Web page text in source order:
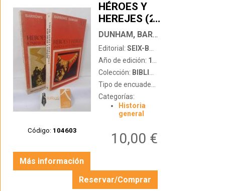
Código: 104603
HÉROES Y
HEREJES (2
TOMOS:
ANTIGÜEDAD
Y EDAD
MEDIA + A
PARTIR DEL
RENACIMIENTO
…
DUNHAM, BARROWS
Editorial: SEIX-BARRAL
Año de edición: 1969
Colección: BIBLIOTECA BREVE DE BOLSILLO
Tipo de encuadernación:
Categorías:
Historia
general
10,00 €
Más información
Reservar/Comprar